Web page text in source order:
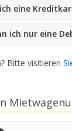
eine
ich nur eine
Bitte visitieren